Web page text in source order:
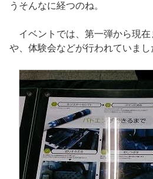
うそんなに経つのね。
イベントでは、第一弾から現在
や、体験会などが行われていまし